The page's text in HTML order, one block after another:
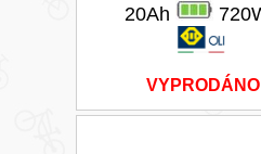
20Ah
VYPRODÁNO